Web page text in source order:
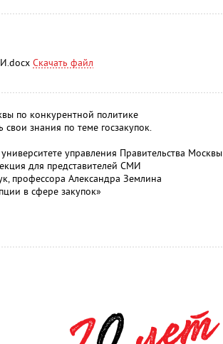
Скачать файл
по конкурентной политике
свои знания по теме госзакупок.
управления Правительства Москвы
для представителей СМИ
профессора Александра Землина
в сфере закупок»